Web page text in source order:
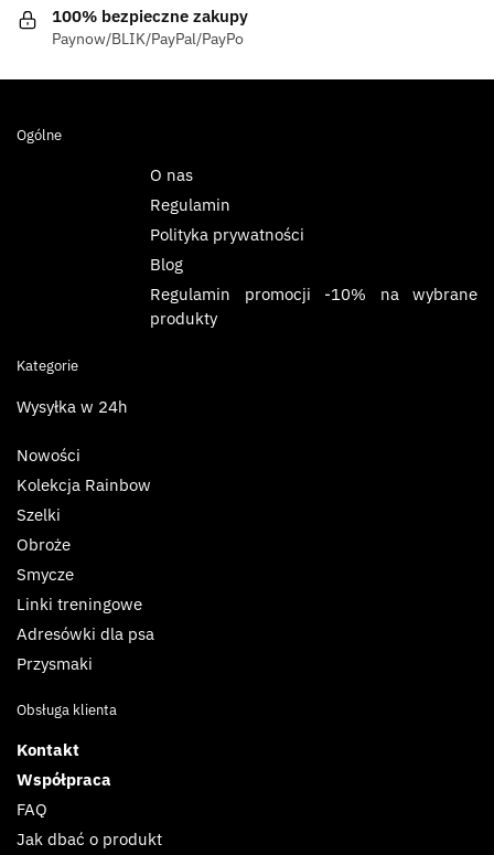
100% bezpieczne zakupy
Paynow/BLIK/PayPal/PayPo
Ogólne
O nas
Regulamin
Polityka prywatności
Blog
Regulamin promocji -10% na wybrane
produkty
Kategorie
Wysyłka w 24h
Nowości
Kolekcja Rainbow
Szelki
Obroże
Smycze
Linki treningowe
Adresówki dla psa
Przysmaki
Obsługa klienta
Kontakt
Współpraca
FAQ
Jak dbać o produkt